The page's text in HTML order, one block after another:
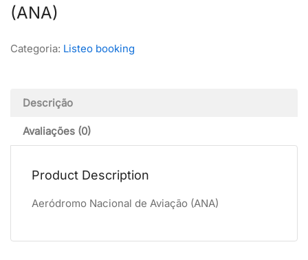
(ANA)
Categoria: Listeo booking
Descrição
Avaliações (0)
Product Description
Aeródromo Nacional de Aviação (ANA)